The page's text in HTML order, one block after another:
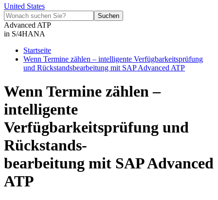
United States
Suchen
Advanced ATP
in S/4HANA
Startseite
Wenn Termine zählen – intelligente Verfügbarkeitsprüfung
und Rückstandsbearbeitung mit SAP Advanced ATP
Wenn Termine zählen –
intelligente
Verfügbarkeitsprüfung und
Rückstands-
bearbeitung mit SAP Advanced
ATP